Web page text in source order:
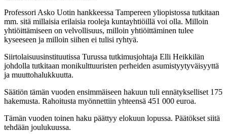
Professori Asko Uotin hankkeessa Tampereen yliopistossa tutkitaan
mm. sitä millaisia erilaisia rooleja kuntayhtiöillä voi olla. Milloin
yhtiöittämiseen on velvollisuus, milloin yhtiöittäminen tulee
kyseeseen ja milloin siihen ei tulisi ryhtyä.
Siirtolaisuusinstituutissa Turussa tutkimusjohtaja Elli Heikkilän
johdolla tutkitaan monikulttuuristen perheiden asumistyytyväisyyttä
ja muuttohalukkuutta.
Säätiön tämän vuoden ensimmäiseen hakuun tuli ennätykselliset 175
hakemusta. Rahoitusta myönnettiin yhteensä 451 000 euroa.
Tämän vuoden toinen haku päättyy elokuun lopussa. Päätökset siitä
tehdään joulukuussa.